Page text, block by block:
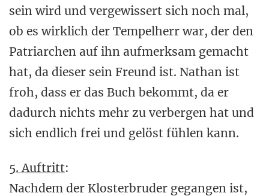
sein wird und vergewissert sich noch mal,
ob es wirklich der Tempelherr war, der den
Patriarchen auf ihn aufmerksam gemacht
hat, da dieser sein Freund ist. Nathan ist
froh, dass er das Buch bekommt, da er
dadurch nichts mehr zu verbergen hat und
sich endlich frei und gelöst fühlen kann.
5. Auftritt:
Nachdem der Klosterbruder gegangen ist,